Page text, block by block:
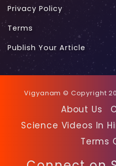
Privacy Policy
Terms
Publish Your Article
Vigyanam © Copyright
About Us
Science Videos In
Terms